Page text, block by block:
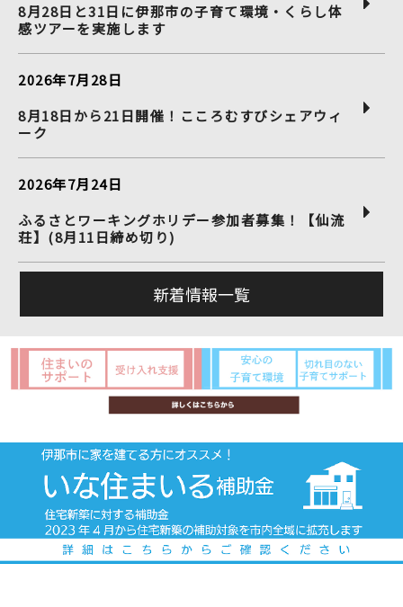
8月28日と31日に伊那市の子育て環境・くらし体
感ツアーを実施します
2026年7月28日
8月18日から21日開催！こころむすびシェアウィ
ーク
2026年7月24日
ふるさとワーキングホリデー参加者募集！【仙流
荘】(8月11日締め切り)
新着情報一覧